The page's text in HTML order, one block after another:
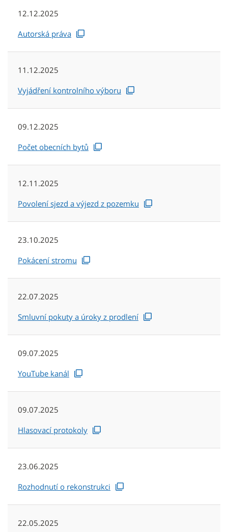
12.12.2025
Autorská práva
11.12.2025
Vyjádření kontrolního výboru
09.12.2025
Počet obecních bytů
12.11.2025
Povolení sjezd a výjezd z pozemku
23.10.2025
Pokácení stromu
22.07.2025
Smluvní pokuty a úroky z prodlení
09.07.2025
YouTube kanál
09.07.2025
Hlasovací protokoly
23.06.2025
Rozhodnutí o rekonstrukci
22.05.2025